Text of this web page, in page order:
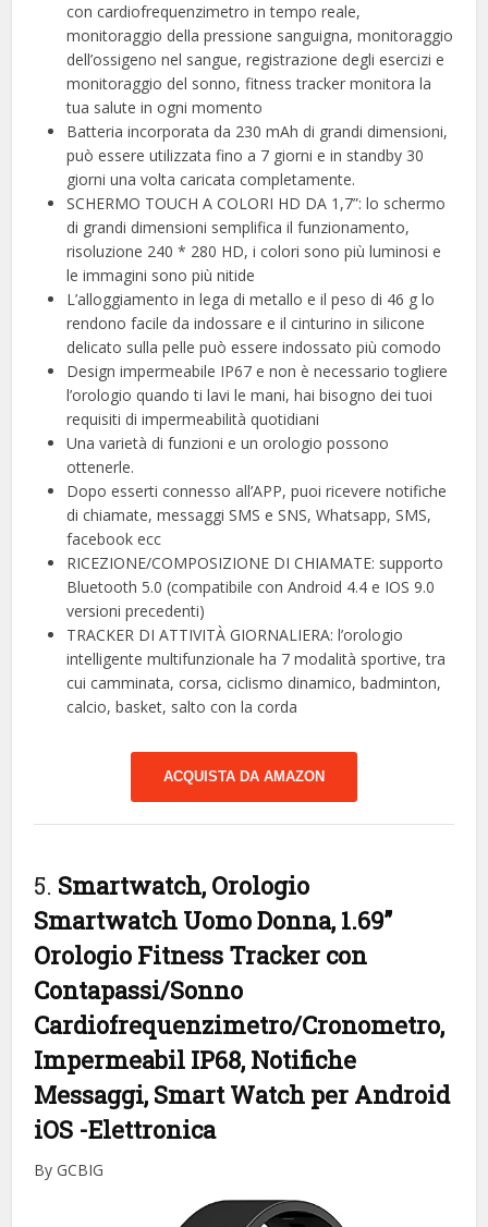
con cardiofrequenzimetro in tempo reale,
monitoraggio della pressione sanguigna, monitoraggio
dell’ossigeno nel sangue, registrazione degli esercizi e
monitoraggio del sonno, fitness tracker monitora la
tua salute in ogni momento
Batteria incorporata da 230 mAh di grandi dimensioni,
può essere utilizzata fino a 7 giorni e in standby 30
giorni una volta caricata completamente.
SCHERMO TOUCH A COLORI HD DA 1,7”: lo schermo
di grandi dimensioni semplifica il funzionamento,
risoluzione 240 * 280 HD, i colori sono più luminosi e
le immagini sono più nitide
L’alloggiamento in lega di metallo e il peso di 46 g lo
rendono facile da indossare e il cinturino in silicone
delicato sulla pelle può essere indossato più comodo
Design impermeabile IP67 e non è necessario togliere
l’orologio quando ti lavi le mani, hai bisogno dei tuoi
requisiti di impermeabilità quotidiani
Una varietà di funzioni e un orologio possono
ottenerle.
Dopo esserti connesso all’APP, puoi ricevere notifiche
di chiamate, messaggi SMS e SNS, Whatsapp, SMS,
facebook ecc
RICEZIONE/COMPOSIZIONE DI CHIAMATE: supporto
Bluetooth 5.0 (compatibile con Android 4.4 e IOS 9.0
versioni precedenti)
TRACKER DI ATTIVITÀ GIORNALIERA: l’orologio
intelligente multifunzionale ha 7 modalità sportive, tra
cui camminata, corsa, ciclismo dinamico, badminton,
calcio, basket, salto con la corda
ACQUISTA DA AMAZON
5. Smartwatch, Orologio
Smartwatch Uomo Donna, 1.69”
Orologio Fitness Tracker con
Contapassi/Sonno
Cardiofrequenzimetro/Cronometro,
Impermeabil IP68, Notifiche
Messaggi, Smart Watch per Android
iOS -Elettronica
By GCBIG